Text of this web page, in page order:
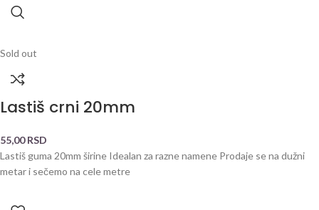
Sold out
Lastiš crni 20mm
55,00RSD
Lastiš guma 20mm širine Idealan za razne namene Prodaje se na dužni
metar i sečemo na cele metre